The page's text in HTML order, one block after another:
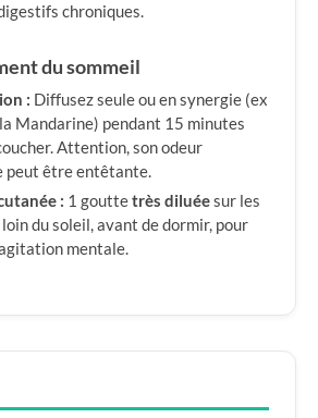
chroniques.
du sommeil
: Diffusez seule ou en synergie (ex
Mandarine) pendant 15 minutes
Attention, son odeur
peut être entêtante.
: 1 gouttetrès diluéesur les
du soleil, avant de dormir, pour
mentale.